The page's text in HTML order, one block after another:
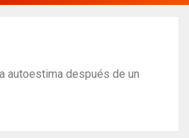
autoestima después de un